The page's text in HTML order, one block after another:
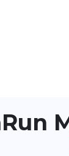
geschützt – es